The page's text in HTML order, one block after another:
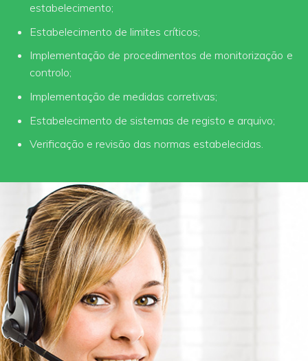
estabelecimento;
Estabelecimento de limites críticos;
Implementação de procedimentos de monitorização e
controlo;
Implementação de medidas corretivas;
Estabelecimento de sistemas de registo e arquivo;
Verificação e revisão das normas estabelecidas.